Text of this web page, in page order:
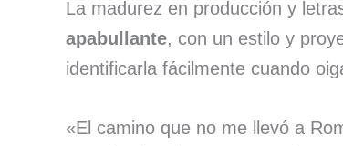
La madurez en producción y
apabullante, con un estilo y
identificarla fácilmente cuando
«El camino que no me llevó a